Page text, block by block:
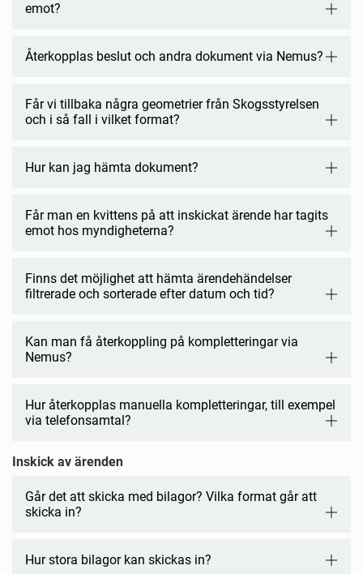
emot?
Återkopplas beslut och andra dokument via Nemus?
Får vi tillbaka några geometrier från Skogsstyrelsen
och i så fall i vilket format?
Hur kan jag hämta dokument?
Får man en kvittens på att inskickat ärende har tagits
emot hos myndigheterna?
Finns det möjlighet att hämta ärendehändelser
filtrerade och sorterade efter datum och tid?
Kan man få återkoppling på kompletteringar via
Nemus?
Hur återkopplas manuella kompletteringar, till exempel
via telefonsamtal?
Inskick av ärenden
Går det att skicka med bilagor? Vilka format går att
skicka in?
Hur stora bilagor kan skickas in?